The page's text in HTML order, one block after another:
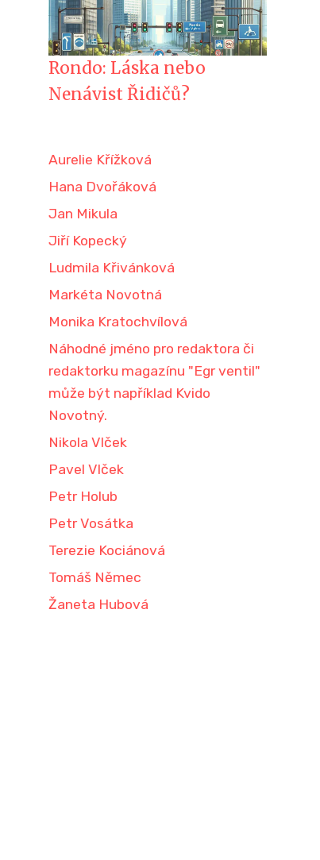
Rondo: Láska nebo
Nenávist Řidičů?
Aurelie Křížková
Hana Dvořáková
Jan Mikula
Jiří Kopecký
Ludmila Křivánková
Markéta Novotná
Monika Kratochvílová
Náhodné jméno pro redaktora či
redaktorku magazínu "Egr ventil"
může být například Kvido
Novotný.
Nikola Vlček
Pavel Vlček
Petr Holub
Petr Vosátka
Terezie Kociánová
Tomáš Němec
Žaneta Hubová